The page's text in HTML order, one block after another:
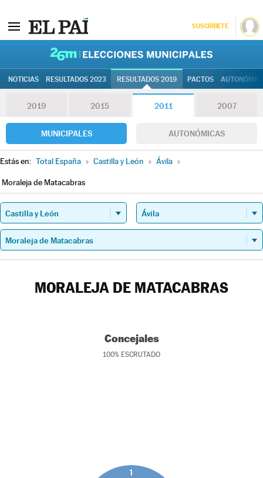
SUSCRÍBETE
NOTICIAS RESULTADOS 2023 RESULTADOS 2019 PACTOS
2019 2015 2011 2007
MUNICIPALES AUTONÓMICAS
Estás en: Total España » Castilla y León » Ávila »
Moraleja de Matacabras
MORALEJA DE MATACABRAS
Concejales
100% ESCRUTADO
1